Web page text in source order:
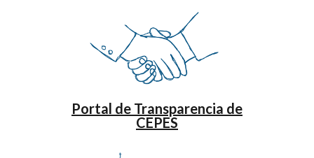
Portal de Transparencia de
CEPES